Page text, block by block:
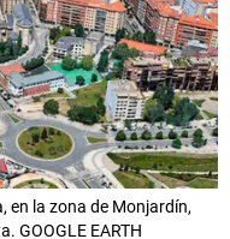
en la zona de Monjardín,
GOOGLE EARTH